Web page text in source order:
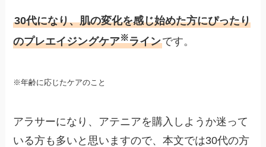
30代になり、肌の変化を感じ始めた方にぴったり
のプレエイジングケア※ラインです。
※年齢に応じたケアのこと
アラサーになり、アテニアを購入しようか迷って
いる方も多いと思いますので、本文では30代の方